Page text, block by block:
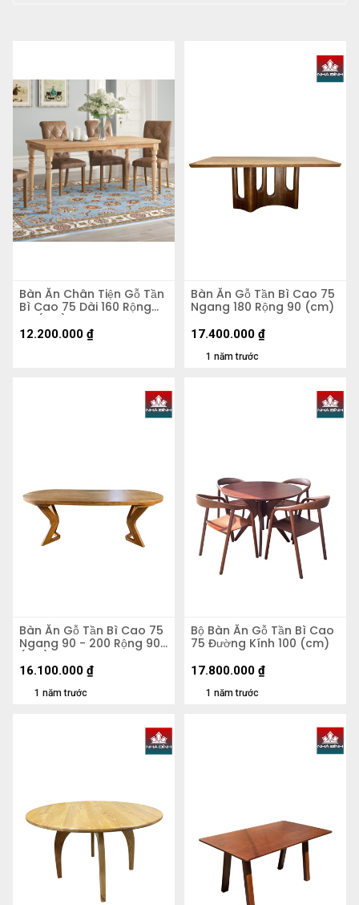
Bàn Ăn Chân Tiện Gỗ Tần
Bì Cao 75 Dài 160 Rộng
80 (cm)
12.200.000 ₫
Bàn Ăn Gỗ Tần Bì Cao 75
Ngang 180 Rộng 90 (cm)
1 năm trước
17.400.000 ₫
Bàn Ăn Gỗ Tần Bì Cao 75
Ngang 90 - 200 Rộng 90
(cm)
1 năm trước
16.100.000 ₫
Bộ Bàn Ăn Gỗ Tần Bì Cao
75 Đường Kính 100 (cm)
1 năm trước
17.800.000 ₫